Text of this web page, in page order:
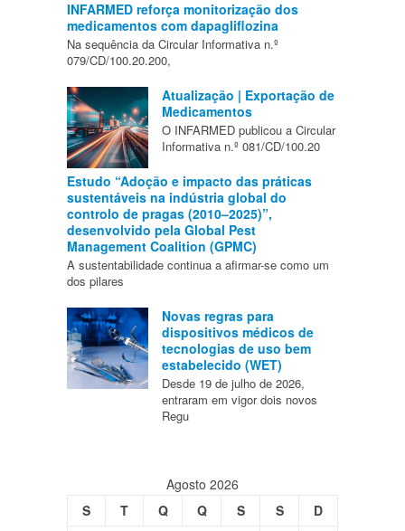
INFARMED reforça monitorização dos
medicamentos com dapagliflozina
Na sequência da Circular Informativa n.º
079/CD/100.20.200,
Atualização | Exportação de
Medicamentos
O INFARMED publicou a Circular
Informativa n.º 081/CD/100.20
Estudo “Adoção e impacto das práticas
sustentáveis na indústria global do
controlo de pragas (2010–2025)”,
desenvolvido pela Global Pest
Management Coalition (GPMC)
A sustentabilidade continua a afirmar-se como um
dos pilares
Novas regras para
dispositivos médicos de
tecnologias de uso bem
estabelecido (WET)
Desde 19 de julho de 2026,
entraram em vigor dois novos
Regu
Agosto 2026
S
T Q Q S S
D